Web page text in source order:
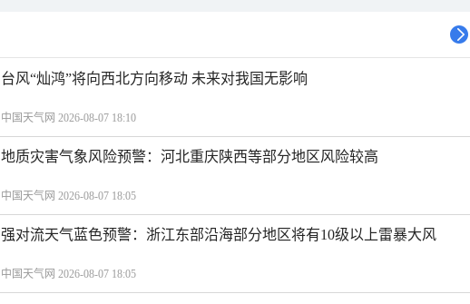
台风“灿鸿”将向西北方向移动 未来对我国无影响
中国天气网 2026-08-07 18:10
地质灾害气象风险预警：河北重庆陕西等部分地区风险较高
中国天气网 2026-08-07 18:05
强对流天气蓝色预警：浙江东部沿海部分地区将有10级以上雷暴大风
中国天气网 2026-08-07 18:05